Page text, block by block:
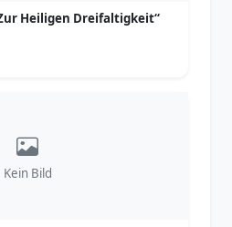
Heiligen Dreifaltigkeit“
Kein Bild